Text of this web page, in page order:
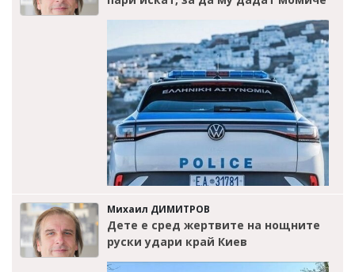
Михаил ДИМИТРОВ
Дете е сред жертвите на нощните
руски удари край Киев